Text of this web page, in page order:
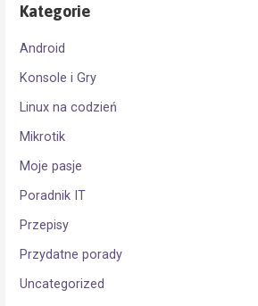
Kategorie
Android
Konsole i Gry
Linux na codzień
Mikrotik
Moje pasje
Poradnik IT
Przepisy
Przydatne porady
Uncategorized